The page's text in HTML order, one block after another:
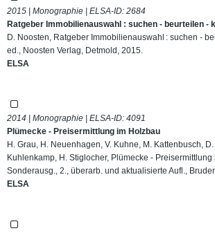
2015 | Monographie | ELSA-ID: 2684
Ratgeber Immobilienauswahl : suchen - beurteilen -
D. Noosten, Ratgeber Immobilienauswahl : suchen -
ed., Noosten Verlag, Detmold, 2015.
ELSA
2014 | Monographie | ELSA-ID: 4091
Plümecke - Preisermittlung im Holzbau
H. Grau, H. Neuenhagen, V. Kuhne, M. Kattenbusch, D.
Kuhlenkamp, H. Stiglocher, Plümecke - Preisermittlung
Sonderausg., 2., überarb. und aktualisierte Aufl.,
ELSA